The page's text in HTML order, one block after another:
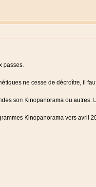
passes.
ne cesse de décroître, il
son Kinopanorama ou autres.
Kinopanorama vers avril